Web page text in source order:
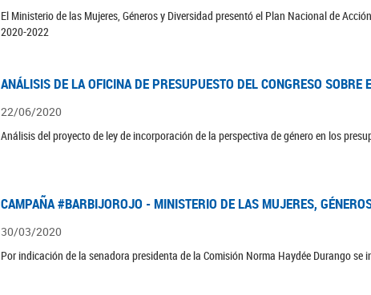
El Ministerio de las Mujeres, Géneros y Diversidad presentó el Plan Nacional de
2020-2022
ANÁLISIS DE LA OFICINA DE PRESUPUESTO DEL CONGRESO
22/06/2020
Análisis del proyecto de ley de incorporación de la perspectiva de género en los
CAMPAÑA #BARBIJOROJO - MINISTERIO DE LAS MUJERES,
30/03/2020
Por indicación de la senadora presidenta de la Comisión Norma Haydée Durango